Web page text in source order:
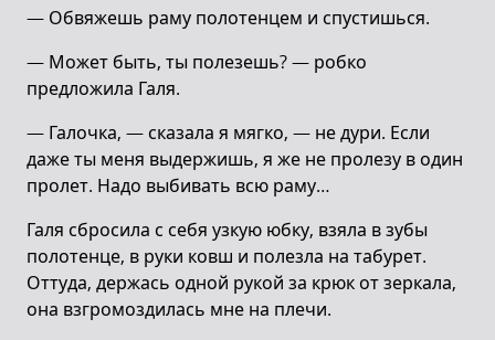
— Обвяжешь раму полотенцем и спустишься.
— Может быть, ты полезешь? — робко
предложила Галя.
— Галочка, — сказала я мягко, — не дури. Если
даже ты меня выдержишь, я же не пролезу в один
пролет. Надо выбивать всю раму…
Галя сбросила с себя узкую юбку, взяла в зубы
полотенце, в руки ковш и полезла на табурет.
Оттуда, держась одной рукой за крюк от зеркала,
она взгромоздилась мне на плечи.